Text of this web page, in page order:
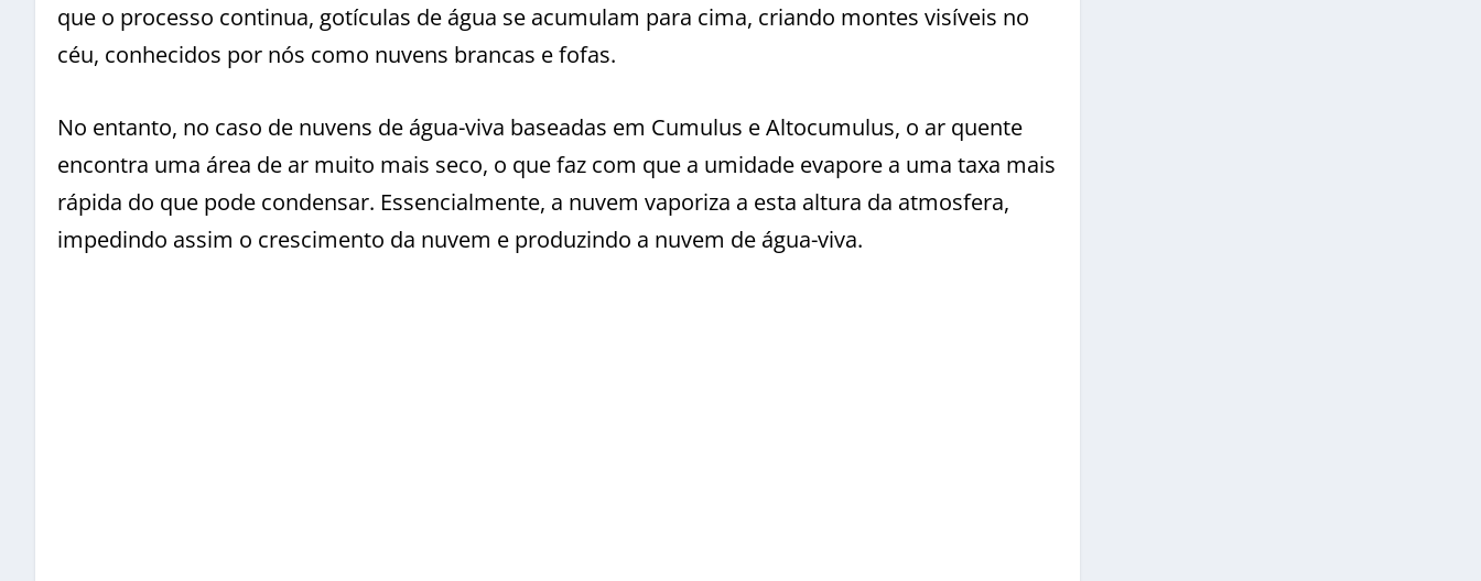
que o processo continua, gotículas de água se acumulam para cima, criando montes visíveis no
céu, conhecidos por nós como nuvens brancas e fofas.
No entanto, no caso de nuvens de água-viva baseadas em Cumulus e Altocumulus, o ar quente
encontra uma área de ar muito mais seco, o que faz com que a umidade evapore a uma taxa mais
rápida do que pode condensar. Essencialmente, a nuvem vaporiza a esta altura da atmosfera,
impedindo assim o crescimento da nuvem e produzindo a nuvem de água-viva.